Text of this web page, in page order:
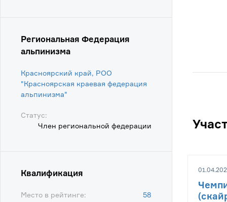
Региональная Федерация
альпинизма
Красноярский край, РОО
"Красноярская краевая федерация
альпинизма"
Статус:
Член региональной федерации
Квалификация
Место в рейтинге: 58